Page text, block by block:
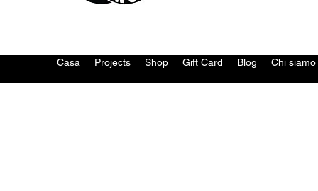
Casa Projects Shop Gift Card Blog Chi siamo